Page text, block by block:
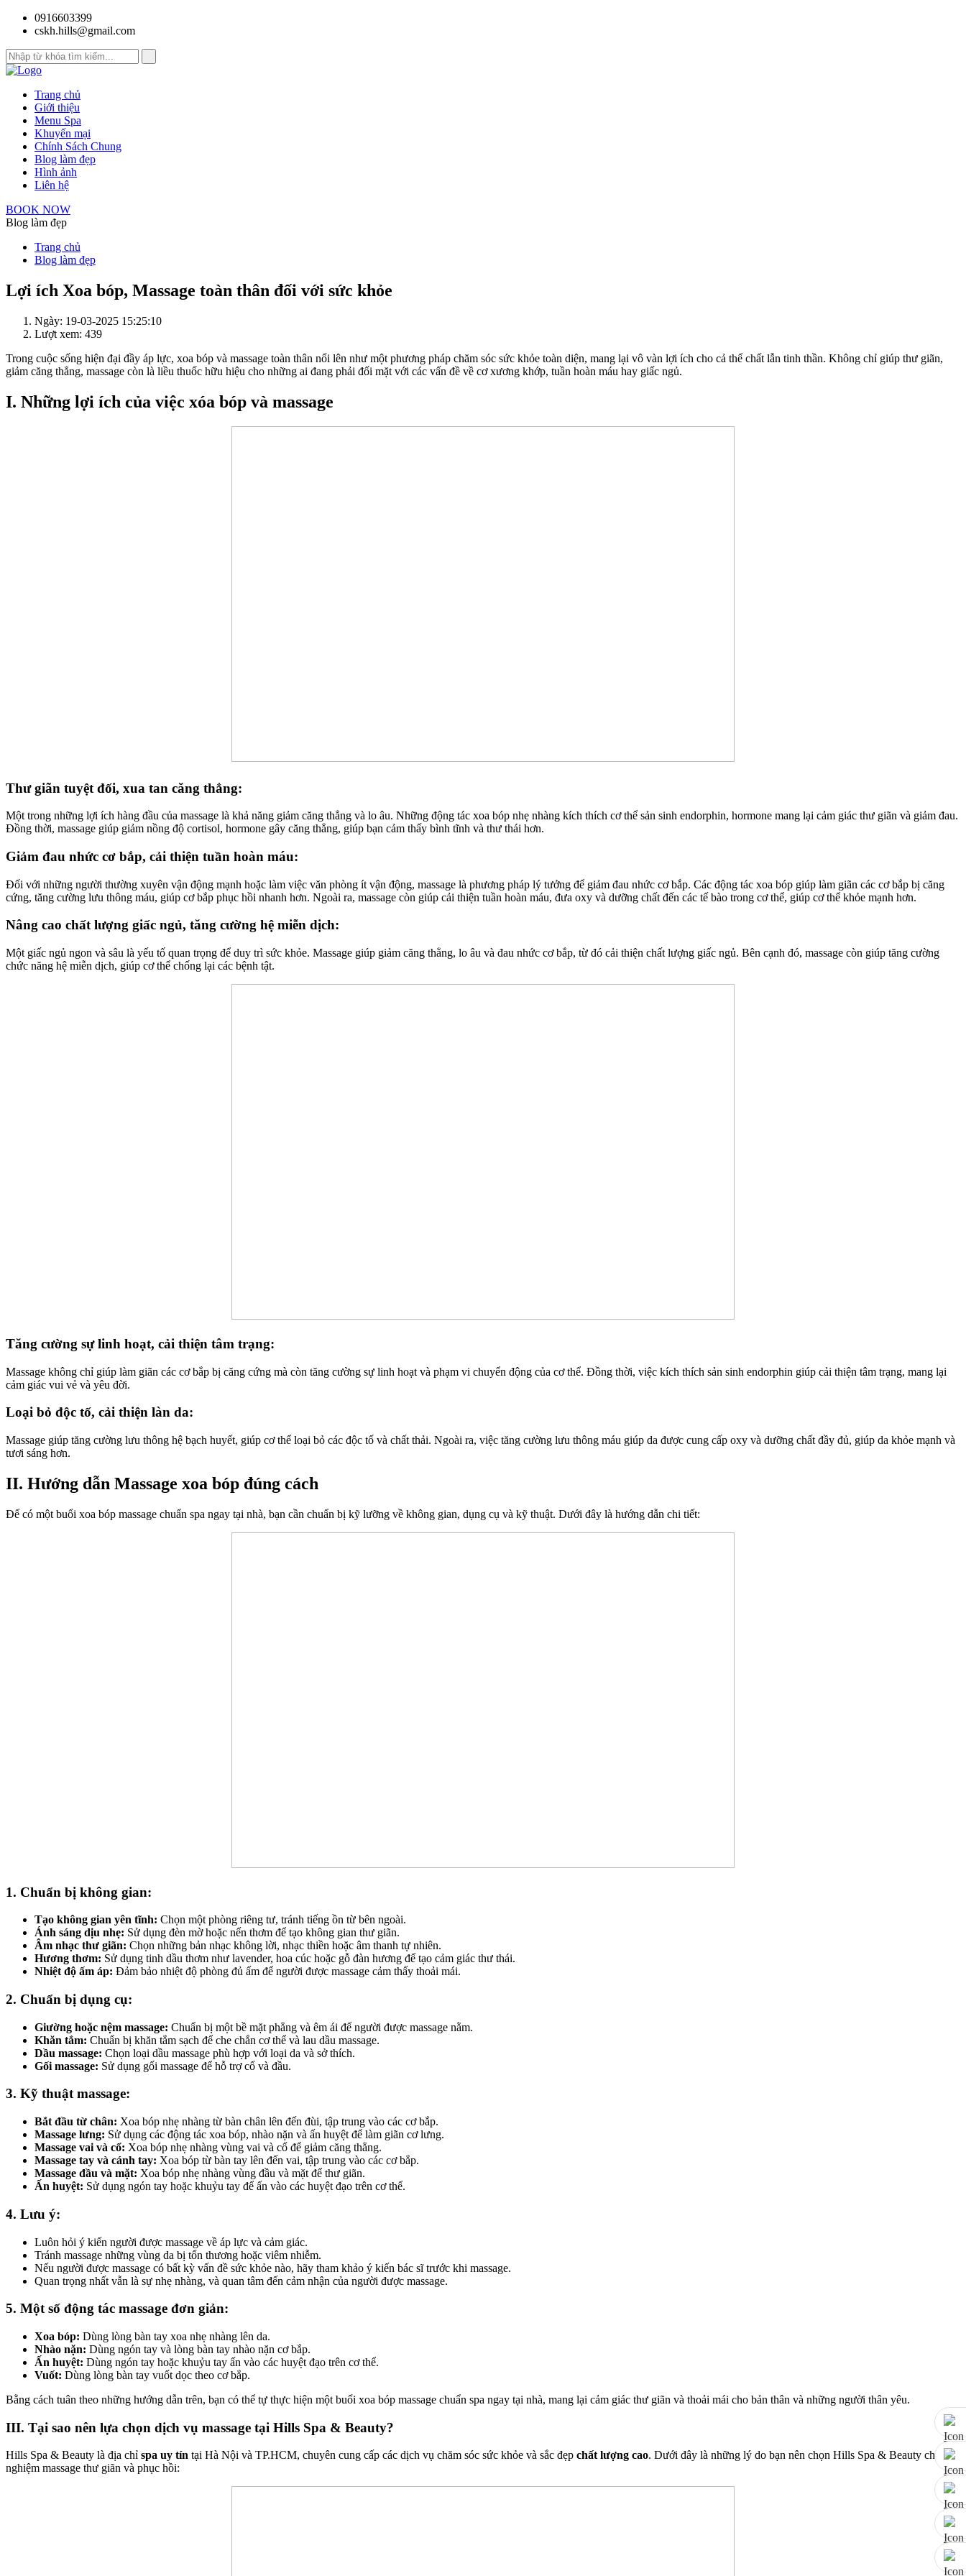
0916603399
cskh.hills@gmail.com
Trang chủ
Giới thiệu
Menu Spa
Khuyến mại
Chính Sách Chung
Blog làm đẹp
Hình ảnh
Liên hệ
BOOK NOW
Blog làm đẹp
Trang chủ
Blog làm đẹp
Lợi ích Xoa bóp, Massage toàn thân đối với sức khỏe
Ngày: 19-03-2025 15:25:10
Lượt xem: 439
Trong cuộc sống hiện đại đầy áp lực, xoa bóp và massage toàn thân nổi lên như một phương pháp chăm sóc sức khỏe toàn diện, mang lại vô vàn lợi ích cho cả thể chất lẫn tinh thần. Không chỉ giúp thư giãn,
giảm căng thẳng, massage còn là liều thuốc hữu hiệu cho những ai đang phải đối mặt với các vấn đề về cơ xương khớp, tuần hoàn máu hay giấc ngủ.
I. Những lợi ích của việc xóa bóp và massage
Thư giãn tuyệt đối, xua tan căng thẳng:
Một trong những lợi ích hàng đầu của massage là khả năng giảm căng thẳng và lo âu. Những động tác xoa bóp nhẹ nhàng kích thích cơ thể sản sinh endorphin, hormone mang lại cảm giác thư giãn và giảm đau.
Đồng thời, massage giúp giảm nồng độ cortisol, hormone gây căng thẳng, giúp bạn cảm thấy bình tĩnh và thư thái hơn.
Giảm đau nhức cơ bắp, cải thiện tuần hoàn máu:
Đối với những người thường xuyên vận động mạnh hoặc làm việc văn phòng ít vận động, massage là phương pháp lý tưởng để giảm đau nhức cơ bắp. Các động tác xoa bóp giúp làm giãn các cơ bắp bị căng
cứng, tăng cường lưu thông máu, giúp cơ bắp phục hồi nhanh hơn. Ngoài ra, massage còn giúp cải thiện tuần hoàn máu, đưa oxy và dưỡng chất đến các tế bào trong cơ thể, giúp cơ thể khỏe mạnh hơn.
Nâng cao chất lượng giấc ngủ, tăng cường hệ miễn dịch:
Một giấc ngủ ngon và sâu là yếu tố quan trọng để duy trì sức khỏe. Massage giúp giảm căng thẳng, lo âu và đau nhức cơ bắp, từ đó cải thiện chất lượng giấc ngủ. Bên cạnh đó, massage còn giúp tăng cường
chức năng hệ miễn dịch, giúp cơ thể chống lại các bệnh tật.
Tăng cường sự linh hoạt, cải thiện tâm trạng:
Massage không chỉ giúp làm giãn các cơ bắp bị căng cứng mà còn tăng cường sự linh hoạt và phạm vi chuyển động của cơ thể. Đồng thời, việc kích thích sản sinh endorphin giúp cải thiện tâm trạng, mang lại
cảm giác vui vẻ và yêu đời.
Loại bỏ độc tố, cải thiện làn da:
Massage giúp tăng cường lưu thông hệ bạch huyết, giúp cơ thể loại bỏ các độc tố và chất thải. Ngoài ra, việc tăng cường lưu thông máu giúp da được cung cấp oxy và dưỡng chất đầy đủ, giúp da khỏe mạnh và
tươi sáng hơn.
II. Hướng dẫn Massage xoa bóp đúng cách
Để có một buổi xoa bóp massage chuẩn spa ngay tại nhà, bạn cần chuẩn bị kỹ lưỡng về không gian, dụng cụ và kỹ thuật. Dưới đây là hướng dẫn chi tiết:
1. Chuẩn bị không gian:
Tạo không gian yên tĩnh: Chọn một phòng riêng tư, tránh tiếng ồn từ bên ngoài.
Ánh sáng dịu nhẹ: Sử dụng đèn mờ hoặc nến thơm để tạo không gian thư giãn.
Âm nhạc thư giãn: Chọn những bản nhạc không lời, nhạc thiền hoặc âm thanh tự nhiên.
Hương thơm: Sử dụng tinh dầu thơm như lavender, hoa cúc hoặc gỗ đàn hương để tạo cảm giác thư thái.
Nhiệt độ ấm áp: Đảm bảo nhiệt độ phòng đủ ấm để người được massage cảm thấy thoải mái.
2. Chuẩn bị dụng cụ:
Giường hoặc nệm massage: Chuẩn bị một bề mặt phẳng và êm ái để người được massage nằm.
Khăn tắm: Chuẩn bị khăn tắm sạch để che chắn cơ thể và lau dầu massage.
Dầu massage: Chọn loại dầu massage phù hợp với loại da và sở thích.
Gối massage: Sử dụng gối massage để hỗ trợ cổ và đầu.
3. Kỹ thuật massage:
Bắt đầu từ chân: Xoa bóp nhẹ nhàng từ bàn chân lên đến đùi, tập trung vào các cơ bắp.
Massage lưng: Sử dụng các động tác xoa bóp, nhào nặn và ấn huyệt để làm giãn cơ lưng.
Massage vai và cổ: Xoa bóp nhẹ nhàng vùng vai và cổ để giảm căng thẳng.
Massage tay và cánh tay: Xoa bóp từ bàn tay lên đến vai, tập trung vào các cơ bắp.
Massage đầu và mặt: Xoa bóp nhẹ nhàng vùng đầu và mặt để thư giãn.
Ấn huyệt: Sử dụng ngón tay hoặc khuỷu tay để ấn vào các huyệt đạo trên cơ thể.
4. Lưu ý:
Luôn hỏi ý kiến người được massage về áp lực và cảm giác.
Tránh massage những vùng da bị tổn thương hoặc viêm nhiễm.
Nếu người được massage có bất kỳ vấn đề sức khỏe nào, hãy tham khảo ý kiến bác sĩ trước khi massage.
Quan trọng nhất vẫn là sự nhẹ nhàng, và quan tâm đến cảm nhận của người được massage.
5. Một số động tác massage đơn giản:
Xoa bóp: Dùng lòng bàn tay xoa nhẹ nhàng lên da.
Nhào nặn: Dùng ngón tay và lòng bàn tay nhào nặn cơ bắp.
Ấn huyệt: Dùng ngón tay hoặc khuỷu tay ấn vào các huyệt đạo trên cơ thể.
Vuốt: Dùng lòng bàn tay vuốt dọc theo cơ bắp.
Bằng cách tuân theo những hướng dẫn trên, bạn có thể tự thực hiện một buổi xoa bóp massage chuẩn spa ngay tại nhà, mang lại cảm giác thư giãn và thoải mái cho bản thân và những người thân yêu.
III. Tại sao nên lựa chọn dịch vụ massage tại Hills Spa & Beauty?
Hills Spa & Beauty là địa chỉ spa uy tín tại Hà Nội và TP.HCM, chuyên cung cấp các dịch vụ chăm sóc sức khỏe và sắc đẹp chất lượng cao. Dưới đây là những lý do bạn nên chọn Hills Spa & Beauty cho trải
nghiệm massage thư giãn và phục hồi: